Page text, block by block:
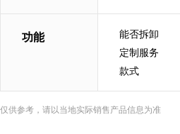
功能 能否拆卸
定制服务
款式
仅供参考，请以当地实际销售产品信息为准